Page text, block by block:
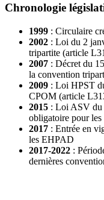
Chronologie
1999 : Circulaire
2002 : Loi du 2
tripartite (article
2007 : Décret du
la convention
2009 : Loi HPST
CPOM (article
2015 : Loi ASV du
obligatoire pour
2017 : Entrée en
les EHPAD
2017-2022 :
dernières